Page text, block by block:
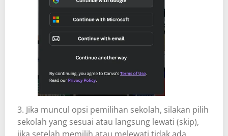
3. Jika muncul opsi pemilihan sekolah, silakan pilih
sekolah yang sesuai atau langsung lewati (skip),